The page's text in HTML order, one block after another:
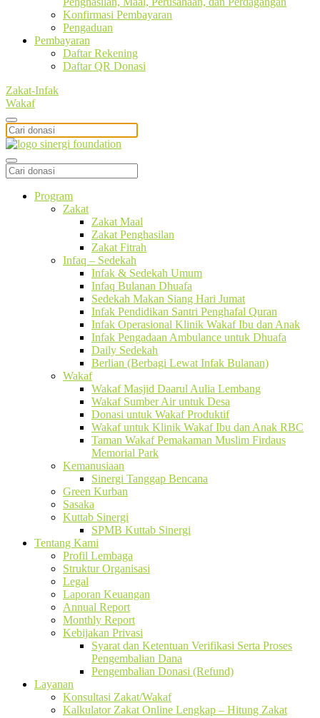
Konfirmasi Pembayaran
Pengaduan
Pembayaran
Daftar Rekening
Daftar QR Donasi
Zakat-Infak
Wakaf
Program
Zakat
Zakat Maal
Zakat Penghasilan
Zakat Fitrah
Infaq – Sedekah
Infak & Sedekah Umum
Infaq Bulanan Dhuafa
Sedekah Makan Siang Hari Jumat
Infak Pendidikan Santri Penghafal Quran
Infak Operasional Klinik Wakaf Ibu dan Anak
Infak Pengadaan Ambulance untuk Dhuafa
Daily Sedekah
Berlian (Berbagi Lewat Infak Bulanan)
Wakaf
Wakaf Masjid Daarul Aulia Lembang
Wakaf Sumber Air untuk Desa
Donasi untuk Wakaf Produktif
Wakaf untuk Klinik Wakaf Ibu dan Anak RBC
Taman Wakaf Pemakaman Muslim Firdaus
Memorial Park
Kemanusiaan
Sinergi Tanggap Bencana
Green Kurban
Sasaka
Kuttab Sinergi
SPMB Kuttab Sinergi
Tentang Kami
Profil Lembaga
Struktur Organisasi
Legal
Laporan Keuangan
Annual Report
Monthly Report
Kebijakan Privasi
Syarat dan Ketentuan Verifikasi Serta Proses
Pengembalian Dana
Pengembalian Donasi (Refund)
Layanan
Konsultasi Zakat/Wakaf
Kalkulator Zakat Online Lengkap – Hitung Zakat